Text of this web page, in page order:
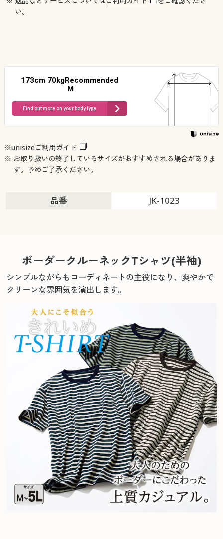
い。
173cm 70kgRecommended
M
Find out more on your body type
※unisizeご利用ガイド
※ お取り扱いの終了しているサイズがおすすめされる場合がありま
す。予めご了承ください。
品番 JK-1023
ボーダークルーネックTシャツ(半袖)
シンプルながらもコーディネートの主役になり、爽やかで
クリーンな雰囲気を演出します。